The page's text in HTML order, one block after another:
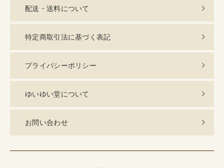
配送・送料について
特定商取引法に基づく表記
プライバシーポリシー
ゆいゆい堂について
お問い合わせ